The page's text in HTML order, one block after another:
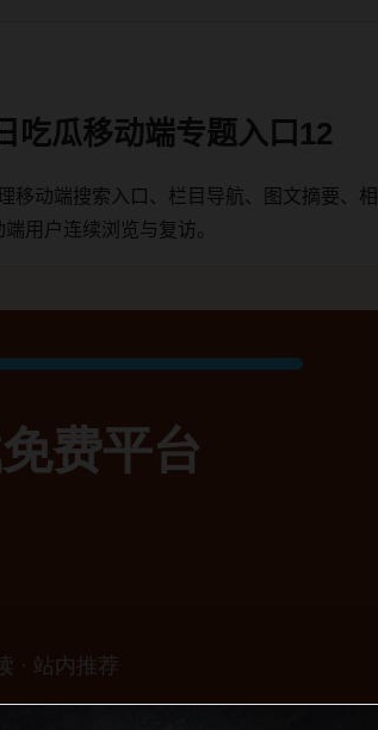
吃瓜移动端专题入口12
移动端搜索入口、栏目导航、图文摘要、
用户连续浏览与复访。